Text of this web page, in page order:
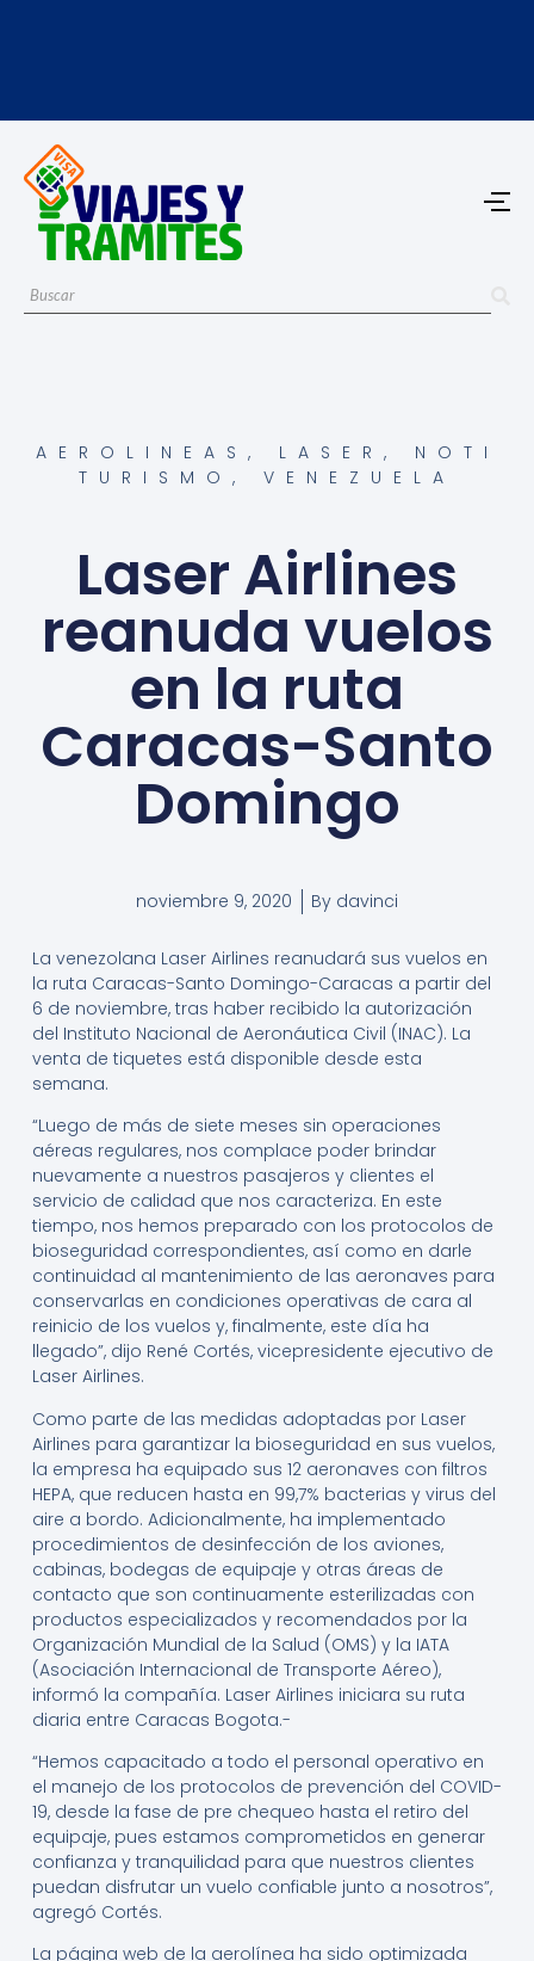
AEROLINEAS , LASER , NOTI
TURISMO , VENEZUELA
Laser Airlines
reanuda vuelos
en la ruta
Caracas-Santo
Domingo
noviembre 9, 2020 By davinci
La venezolana Laser Airlines reanudará sus vuelos en
la ruta Caracas-Santo Domingo-Caracas a partir del
6 de noviembre, tras haber recibido la autorización
del Instituto Nacional de Aeronáutica Civil (INAC). La
venta de tiquetes está disponible desde esta
semana.
“Luego de más de siete meses sin operaciones
aéreas regulares, nos complace poder brindar
nuevamente a nuestros pasajeros y clientes el
servicio de calidad que nos caracteriza. En este
tiempo, nos hemos preparado con los protocolos de
bioseguridad correspondientes, así como en darle
continuidad al mantenimiento de las aeronaves para
conservarlas en condiciones operativas de cara al
reinicio de los vuelos y, finalmente, este día ha
llegado”, dijo René Cortés, vicepresidente ejecutivo de
Laser Airlines.
Como parte de las medidas adoptadas por Laser
Airlines para garantizar la bioseguridad en sus vuelos,
la empresa ha equipado sus 12 aeronaves con filtros
HEPA, que reducen hasta en 99,7% bacterias y virus del
aire a bordo. Adicionalmente, ha implementado
procedimientos de desinfección de los aviones,
cabinas, bodegas de equipaje y otras áreas de
contacto que son continuamente esterilizadas con
productos especializados y recomendados por la
Organización Mundial de la Salud (OMS) y la IATA
(Asociación Internacional de Transporte Aéreo),
informó la compañía. Laser Airlines iniciara su ruta
diaria entre Caracas Bogota.-
“Hemos capacitado a todo el personal operativo en
el manejo de los protocolos de prevención del COVID-
19, desde la fase de pre chequeo hasta el retiro del
equipaje, pues estamos comprometidos en generar
confianza y tranquilidad para que nuestros clientes
puedan disfrutar un vuelo confiable junto a nosotros”,
agregó Cortés.
La página web de la aerolínea ha sido optimizada